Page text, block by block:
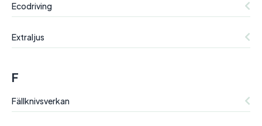
Ecodriving
Extraljus
F
Fällknivsverkan